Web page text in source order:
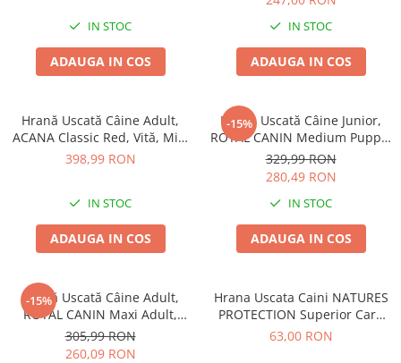
IN STOC
ADAUGA IN COS
IN STOC
ADAUGA IN COS
Hrană Uscată Câine Adult,
ACANA Classic Red, Vită, Miel
și Porc, 14,5kg
398,99 RON
IN STOC
ADAUGA IN COS
-15%
Hrană Uscată Câine Junior,
ROYAL CANIN Medium Puppy,
12kg
329,99 RON
280,49 RON
IN STOC
ADAUGA IN COS
-15%
Hrană Uscată Câine Adult,
ROYAL CANIN Maxi Adult,
12kg
305,99 RON
260,09 RON
Hrana Uscata Caini NATURES
PROTECTION Superior Care
White Lamb Adult Small &
63,00 RON